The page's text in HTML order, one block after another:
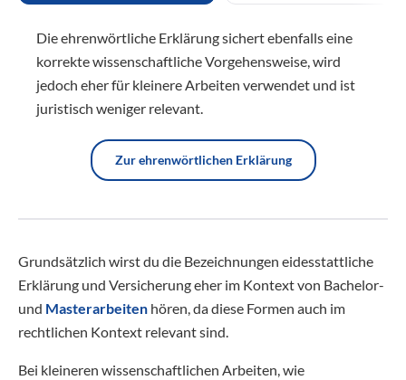
Die ehrenwörtliche Erklärung sichert ebenfalls eine
korrekte wissenschaftliche Vorgehensweise, wird
jedoch eher für kleinere Arbeiten verwendet und ist
juristisch weniger relevant.
Zur ehrenwörtlichen Erklärung
Grundsätzlich wirst du die Bezeichnungen eidesstattliche
Erklärung und Versicherung eher im Kontext von Bachelor-
und Masterarbeiten hören, da diese Formen auch im
rechtlichen Kontext relevant sind.
Bei kleineren wissenschaftlichen Arbeiten, wie